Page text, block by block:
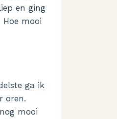
en ging
mooi
ga ik
oren.
mooi